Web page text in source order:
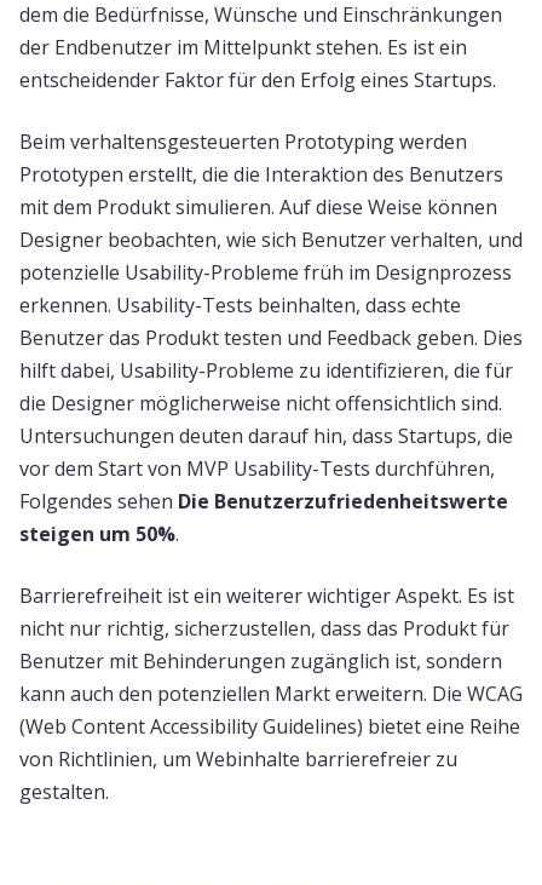
dem die Bedürfnisse, Wünsche und Einschränkungen
der Endbenutzer im Mittelpunkt stehen. Es ist ein
entscheidender Faktor für den Erfolg eines Startups.
Beim verhaltensgesteuerten Prototyping werden
Prototypen erstellt, die die Interaktion des Benutzers
mit dem Produkt simulieren. Auf diese Weise können
Designer beobachten, wie sich Benutzer verhalten, und
potenzielle Usability-Probleme früh im Designprozess
erkennen. Usability-Tests beinhalten, dass echte
Benutzer das Produkt testen und Feedback geben. Dies
hilft dabei, Usability-Probleme zu identifizieren, die für
die Designer möglicherweise nicht offensichtlich sind.
Untersuchungen deuten darauf hin, dass Startups, die
vor dem Start von MVP Usability-Tests durchführen,
Folgendes sehen Die Benutzerzufriedenheitswerte
steigen um 50%.
Barrierefreiheit ist ein weiterer wichtiger Aspekt. Es ist
nicht nur richtig, sicherzustellen, dass das Produkt für
Benutzer mit Behinderungen zugänglich ist, sondern
kann auch den potenziellen Markt erweitern. Die WCAG
(Web Content Accessibility Guidelines) bietet eine Reihe
von Richtlinien, um Webinhalte barrierefreier zu
gestalten.